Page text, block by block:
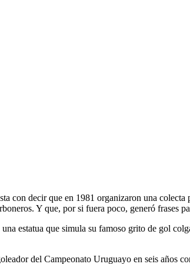
con decir que en 1981 organizaron una
Y que, por si fuera poco, generó frases
estatua que simula su famoso grito de gol
del Campeonato Uruguayo en seis años